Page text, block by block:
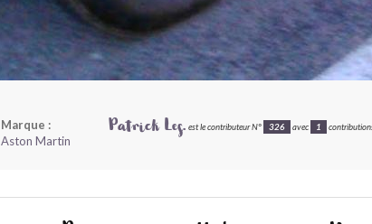
Marque :
Aston Martin
Patrick Les. est le contributeur N° 326 avec 1